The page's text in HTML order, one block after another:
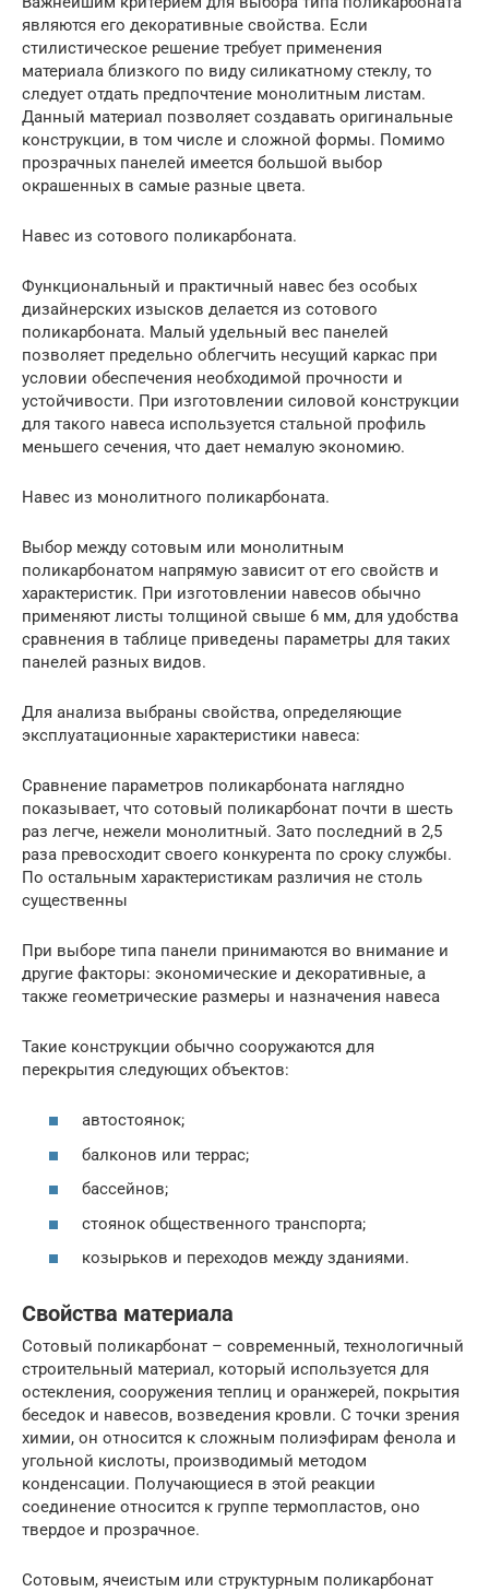
являются его декоративные свойства. Если
стилистическое решение требует применения
материала близкого по виду силикатному стеклу, то
следует отдать предпочтение монолитным листам.
Данный материал позволяет создавать оригинальные
конструкции, в том числе и сложной формы. Помимо
прозрачных панелей имеется большой выбор
окрашенных в самые разные цвета.
Навес из сотового поликарбоната.
Функциональный и практичный навес без особых
дизайнерских изысков делается из сотового
поликарбоната. Малый удельный вес панелей
позволяет предельно облегчить несущий каркас при
условии обеспечения необходимой прочности и
устойчивости. При изготовлении силовой конструкции
для такого навеса используется стальной профиль
меньшего сечения, что дает немалую экономию.
Навес из монолитного поликарбоната.
Выбор между сотовым или монолитным
поликарбонатом напрямую зависит от его свойств и
характеристик. При изготовлении навесов обычно
применяют листы толщиной свыше 6 мм, для удобства
сравнения в таблице приведены параметры для таких
панелей разных видов.
Для анализа выбраны свойства, определяющие
эксплуатационные характеристики навеса:
Сравнение параметров поликарбоната наглядно
показывает, что сотовый поликарбонат почти в шесть
раз легче, нежели монолитный. Зато последний в 2,5
раза превосходит своего конкурента по сроку службы.
По остальным характеристикам различия не столь
существенны
При выборе типа панели принимаются во внимание и
другие факторы: экономические и декоративные, а
также геометрические размеры и назначения навеса
Такие конструкции обычно сооружаются для
перекрытия следующих объектов:
автостоянок;
балконов или террас;
бассейнов;
стоянок общественного транспорта;
козырьков и переходов между зданиями.
Свойства материала
Сотовый поликарбонат – современный, технологичный
строительный материал, который используется для
остекления, сооружения теплиц и оранжерей, покрытия
беседок и навесов, возведения кровли. С точки зрения
химии, он относится к сложным полиэфирам фенола и
угольной кислоты, производимый методом
конденсации. Получающиеся в этой реакции
соединение относится к группе термопластов, оно
твердое и прозрачное.
Сотовым, ячеистым или структурным поликарбонат